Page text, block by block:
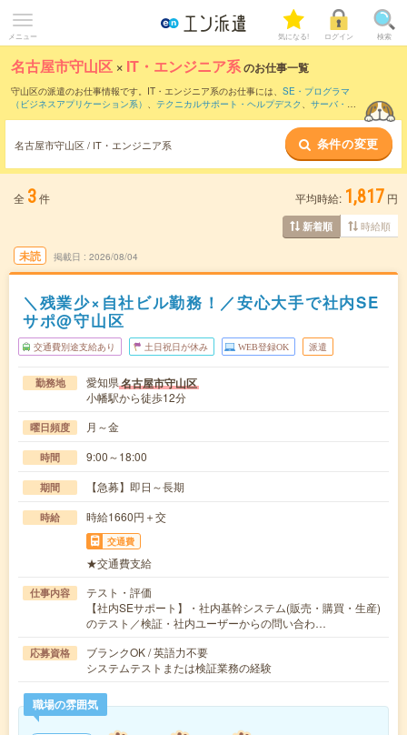
メニュー 気になる! ログイン 検索
名古屋市守山区 × IT・エンジニア系のお仕事一覧
守山区の派遣のお仕事情報です。IT・エンジニア系のお仕事には、 SE・プログラマ
（ビジネスアプリケーション系） 、 テクニカルサポート・ヘルプデスク 、 サーバ・ネ
名古屋市守山区 / IT・エンジニア系 条件の変更
全 3件 平均時給: 1,817 円
新着順 時給順
未読 掲載日 2026/08/04
＼残業少×自社ビル勤務！／安心大手で社内SE
サポ@守山区
交通費別途支給あり 土日祝日が休み WEB登録OK 派遣
勤務地 愛知県名古屋市守山区
小幡駅から徒歩12分
曜日頻度 月～金
時間 9:00～18:00
期間 【急募】即日～長期
時給 時給1660円＋交
交通費
★交通費支給
仕事内容
テスト・評価
【社内SEサポート】・社内基幹システム(販売・購買・生産)
のテスト／検証・社内ユーザーからの問い合わ…
応募資格
ブランクOK / 英語力不要
システムテストまたは検証業務の経験
職場の雰囲気